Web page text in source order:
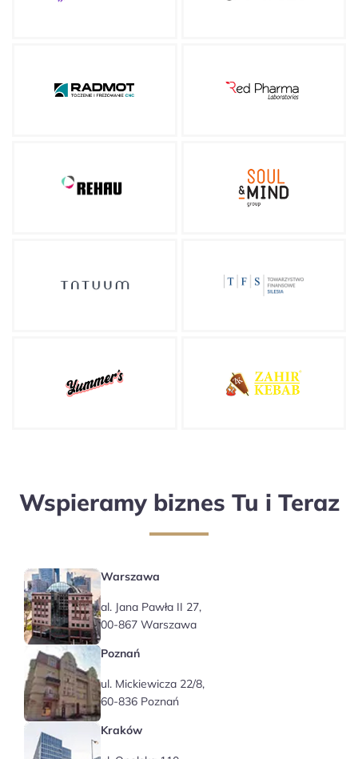
Wspieramy biznes Tu i Teraz
Warszawa
al. Jana Pawła II 27,
00-867 Warszawa
Poznań
ul. Mickiewicza 22/8,
60-836 Poznań
Kraków